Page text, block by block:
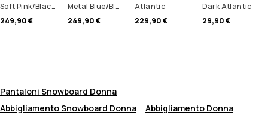
Soft Pink/Black/Metal Blue
249,90 €
Metal Blue/Black/Soft Pink
249,90 €
Atlantic
229,90 €
Dark Atlantic
29,90 €
Pantaloni Snowboard Donna
Abbigliamento Snowboard Donna
Abbigliamento Donna